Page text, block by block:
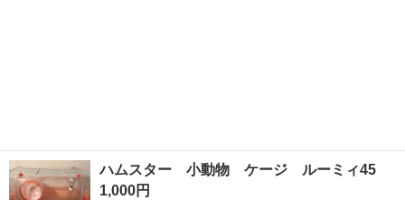
ハムスター 小動物 ケージ ルーミィ45
1,000円